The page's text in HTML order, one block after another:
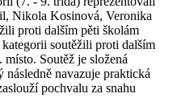
Nikola Kosinová, Veronika
proti dalším pěti školám
soutěžili proti dalším
Soutěž je složená
následně navazuje praktická
pochvalu za snahu